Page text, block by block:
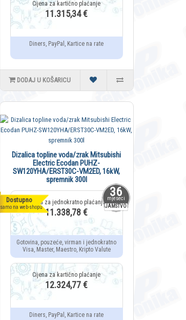
11.315,34 €
Diners, PayPal, Kartice na rate
DODAJ U KOŠARICU
36
mjeseci
JAMSTVO
Dostupno
samo na web-shopu
Dizalica topline voda/zrak Mitsubishi
Electric Ecodan PUHZ-
SW120YHA/ERST30C-VM2ED, 16kW,
spremnik 300l
11.338,78 €
Gotovina, pouzeće, virman i jednokratno
Visa, Master, Maestro, Kripto Valute
12.324,77 €
Diners, PayPal, Kartice na rate